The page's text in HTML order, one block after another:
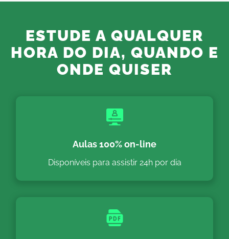
ESTUDE A QUALQUER
HORA DO DIA, QUANDO E
ONDE QUISER
Aulas 100% on-line
Disponíveis para assistir 24h por dia